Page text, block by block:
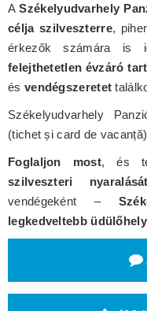
ASzékelyudvarhely
célja szilveszterre,
érkezők számára is
felejthetetlen évzáró
és vendégszeretet
Székelyudvarhely
(tichet și card de
Foglaljon most, és
szilveszteri
vendégeként –
legkedveltebb